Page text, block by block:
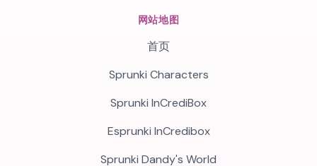
网站地图
首页
Sprunki Characters
Sprunki InCrediBox
Esprunki InCredibox
Sprunki Dandy's World